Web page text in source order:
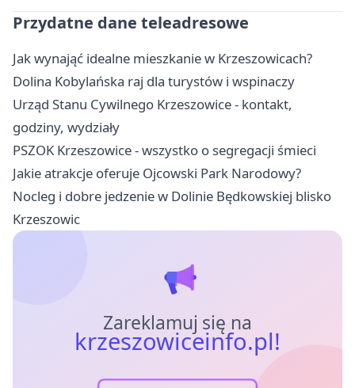
Przydatne dane teleadresowe
Jak wynająć idealne mieszkanie w Krzeszowicach?
Dolina Kobylańska raj dla turystów i wspinaczy
Urząd Stanu Cywilnego Krzeszowice - kontakt,
godziny, wydziały
PSZOK Krzeszowice - wszystko o segregacji śmieci
Jakie atrakcje oferuje Ojcowski Park Narodowy?
Nocleg i dobre jedzenie w Dolinie Będkowskiej blisko
Krzeszowic
Zareklamuj się na
krzeszowiceinfo.pl!